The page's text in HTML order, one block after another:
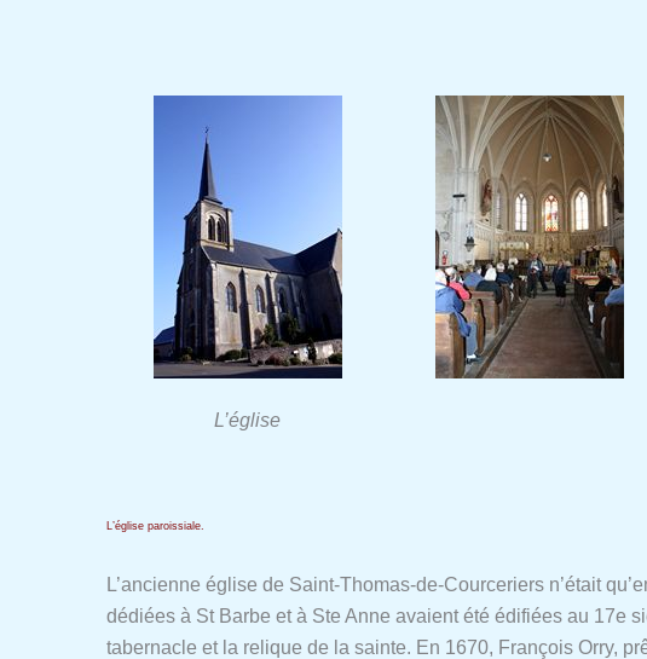
L’église
L’église paroissiale.
L’ancienne église de Saint-Thomas-de-Courceriers n’était
dédiées à St Barbe et à Ste Anne avaient été édifiées au 17e
tabernacle et la relique de la sainte. En 1670, François Orry,